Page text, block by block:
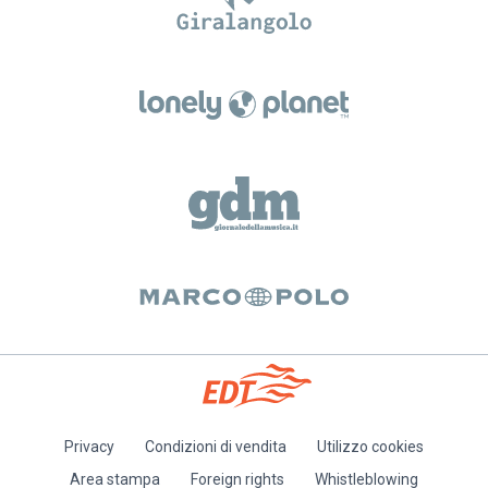
Privacy Condizioni di vendita
Utilizzo cookies
Area stampa
Foreign rights Whistleblowing